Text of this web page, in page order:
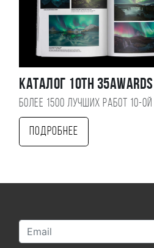
Каталог 10TH 35AWARDS
Более 1500 лучших работ 10-
Подробнее